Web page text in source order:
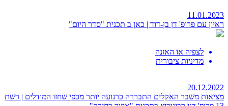
11.01.2023
ראיון עם פרופ' דן בן-דוד | כאן ב תכנית "סדר היום"
לצפיה או האזנה
מדיניות ציבורית
20.12.2022
מציאות משבר האקלים התבררה כרגועה יותר מכפי שחזו המודלים | רשת